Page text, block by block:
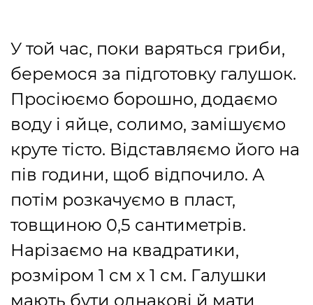
У той час, поки варяться гриби,
беремося за підготовку галушок.
Просіюємо борошно, додаємо
воду і яйце, солимо, замішуємо
круте тісто. Відставляємо його на
пів години, щоб відпочило. А
потім розкачуємо в пласт,
товщиною 0,5 сантиметрів.
Нарізаємо на квадратики,
розміром 1 см х 1 см. Галушки
мають бути однакові й мати